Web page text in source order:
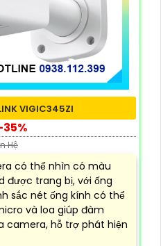
VIGIC345ZI
Hệ
có thể nhìn có màu
được trang bị, với ống
sắc nét ống kính có thể
và loa giúp đàm
camera, hỗ trợ phát hiện